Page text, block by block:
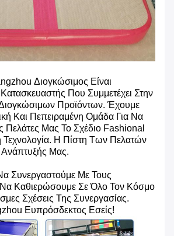
Διογκώσιμος Είναι
Που Συμμετέχει Στην
Προϊόντων. Έχουμε
Και Πεπειραμένη Ομάδα Για Να
Πελάτες Μας Το Σχέδιο Fashional
Τεχνολογία. Η Πίστη Των Πελατών
Ανάπτυξής Μας.
Συνεργαστούμε Με Τους
Να Καθιερώσουμε Σε Όλο Τον Κόσμο
Σχέσεις Της Συνεργασίας.
Ευπρόσδεκτος Εσείς!